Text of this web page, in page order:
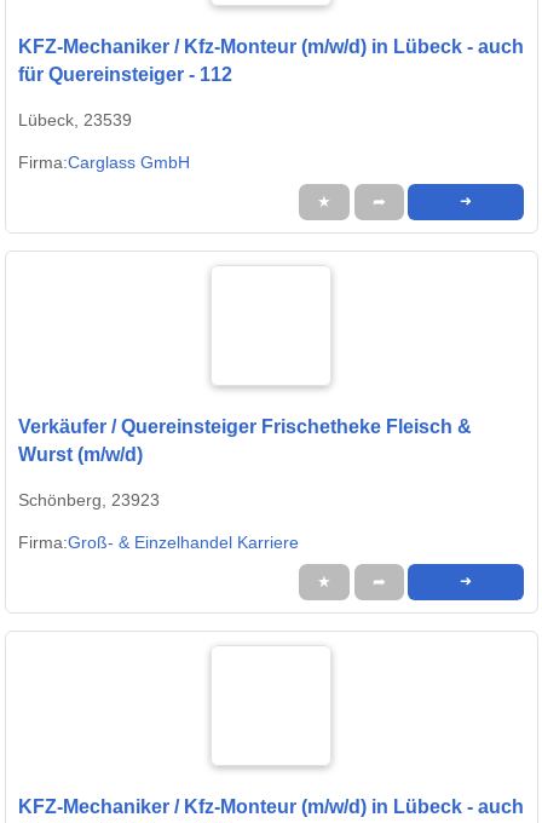
KFZ-Mechaniker / Kfz-Monteur (m/w/d) in Lübeck - auch
für Quereinsteiger - 112
Lübeck, 23539
Firma:Carglass GmbH
★ ➦ ➜
Verkäufer / Quereinsteiger Frischetheke Fleisch &
Wurst (m/w/d)
Schönberg, 23923
Firma:Groß- & Einzelhandel Karriere
★ ➦ ➜
KFZ-Mechaniker / Kfz-Monteur (m/w/d) in Lübeck - auch